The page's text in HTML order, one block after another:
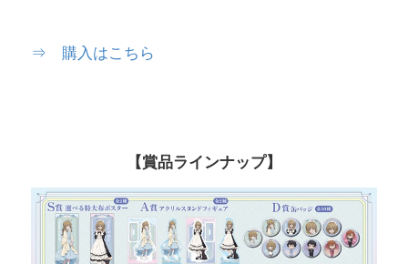
⇒ 購入はこちら
【賞品ラインナップ】